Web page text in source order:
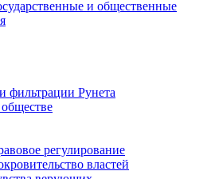
и общественные
фильтрации Рунета
регулирование
властей